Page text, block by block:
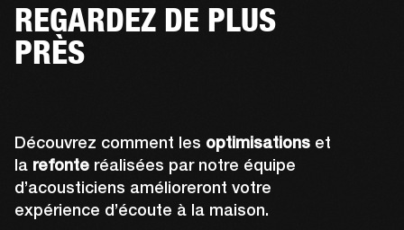
REGARDEZ DE PLUS
PRÈS
Découvrez comment les optimisations et
la refonte réalisées par notre équipe
d’acousticiens amélioreront votre
expérience d’écoute à la maison.